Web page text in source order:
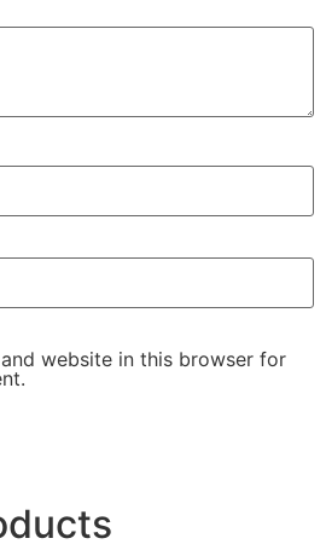
website in this browser for